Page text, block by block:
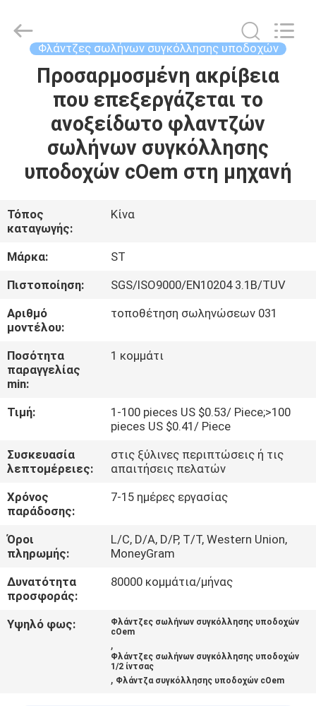
ΑΡΧΙΚΉ
ΣΕΛΊΔΑ
ΠΡΟΪΌΝΤΑ
ΕΜΦΆΝΙΣΗ
VR
ΣΧΕΤΙΚΆ
ΜΕ
ΕΜΆΣ
ΕΡΓΟΣΤΑΣΊΩΝ
ΠΟΙΟΤΙΚΌΣ
ΈΛΕΓΧΟΣ
ΕΠΑΦΉ
ΝΈΑ
ΌΛΕΣ
ΠΕΡΙΠΤΏΣΕΙΣ
Ltd..
Φλάντζες σωλήνων συγκόλλησης υποδοχών
Προσαρμοσμένη ακρίβεια
που επεξεργάζεται το
ανοξείδωτο φλαντζών
σωλήνων συγκόλλησης
υποδοχών cOem στη μηχανή
Τόπος
καταγωγής:
Κίνα
Μάρκα:
ST
Πιστοποίηση:
SGS/ISO9000/EN10204 3.1B/TUV
Αριθμό
μοντέλου:
τοποθέτηση σωληνώσεων 031
Ποσότητα
παραγγελίας
min:
1 κομμάτι
Τιμή:
1-100 pieces US $0.53/ Piece;>100
pieces US $0.41/ Piece
Συσκευασία
λεπτομέρειες:
στις ξύλινες περιπτώσεις ή τις
απαιτήσεις πελατών
Χρόνος
παράδοσης:
7-15 ημέρες εργασίας
Όροι
πληρωμής:
L/C, D/A, D/P, T/T, Western Union,
MoneyGram
Δυνατότητα
προσφοράς:
80000 κομμάτια/μήνας
Υψηλό φως:
Φλάντζες σωλήνων συγκόλλησης υποδοχών
cOem
,
Φλάντζες σωλήνων συγκόλλησης υποδοχών
1/2 ίντσας
, Φλάντζα συγκόλλησης υποδοχών cOem